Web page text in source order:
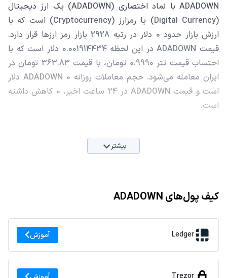
ADADOWN با نماد اختصاری (ADADOWN) یک ارز دیجیتال
(Digital Currency) یا رمزارز (Cryptocurrency) است که با
ارزش بازار حدود 0 دلار در رتبه 2928 بازار رمز ارزها قرار دارد.
قیمت ADADOWN در این لحظه 0.001914434 دلار است که با
احتساب قیمت تتر 0.9990 تومان، با قیمت 363.83 تومان در
ایران معامله می‌شود. حجم معاملات روزانه ADADOWN 0 دلار
است و قیمت ADADOWN در 24 ساعت اخیر، 0 کاهش داشته
است.
بیشتر
کیف پول‌های ADADOWN
Ledger آموزش